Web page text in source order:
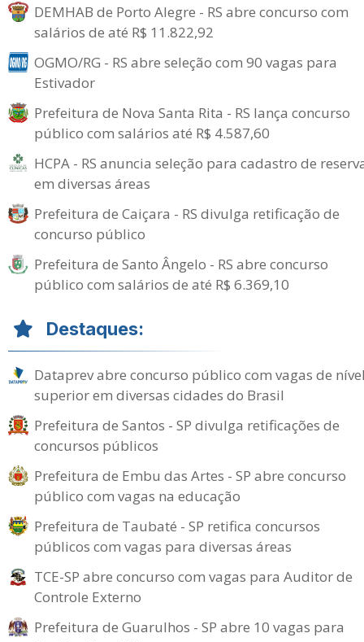
DEMHAB de Porto Alegre - RS abre concurso com
salários de até R$ 11.822,92
OGMO/RG - RS abre seleção com 90 vagas para
Estivador
Prefeitura de Nova Santa Rita - RS lança concurso
público com salários até R$ 4.587,60
HCPA - RS anuncia seleção para cadastro de
em diversas áreas
Prefeitura de Caiçara - RS divulga retificação de
concurso público
Prefeitura de Santo Ângelo - RS abre concurso
público com salários de até R$ 6.369,10
Destaques:
Dataprev abre concurso público com vagas de
superior em diversas cidades do Brasil
Prefeitura de Santos - SP divulga retificações de
concursos públicos
Prefeitura de Embu das Artes - SP abre concurso
público com vagas na educação
Prefeitura de Taubaté - SP retifica concursos
públicos com vagas para diversas áreas
TCE-SP abre concurso com vagas para Auditor de
Controle Externo
Prefeitura de Guarulhos - SP abre 10 vagas para